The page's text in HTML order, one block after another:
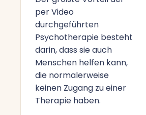
per Video
durchgeführten
Psychotherapie besteht
darin, dass sie auch
Menschen helfen kann,
die normalerweise
keinen Zugang zu einer
Therapie haben.